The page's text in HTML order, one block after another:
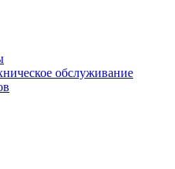
обслуживание